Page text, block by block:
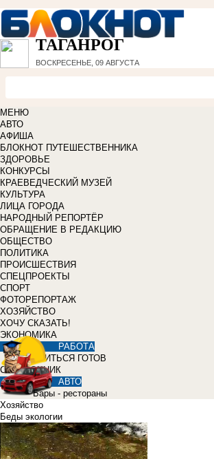
ТАГАНРОГ
ВОСКРЕСЕНЬЕ, 09 АВГУСТА
МЕНЮ
АВТО
АФИША
БЛОКНОТ ПУТЕШЕСТВЕННИКА
ЗДОРОВЬЕ
КОНКУРСЫ
КРАЕВЕДЧЕСКИЙ МУЗЕЙ
КУЛЬТУРА
ЛИЦА ГОРОДА
НАРОДНЫЙ РЕПОРТЁР
ОБРАЩЕНИЕ В РЕДАКЦИЮ
ОБЩЕСТВО
ПОЛИТИКА
ПРОИСШЕСТВИЯ
СПЕЦПРОЕКТЫ
СПОРТ
ФОТОРЕПОРТАЖ
ХОЗЯЙСТВО
ХОЧУ СКАЗАТЬ!
ЭКОНОМИКА
РАБОТА
УЧИТЬСЯ ГОТОВ
СПРАВОЧНИК
АВТО
Бары - рестораны
Хозяйство
Беды экологии